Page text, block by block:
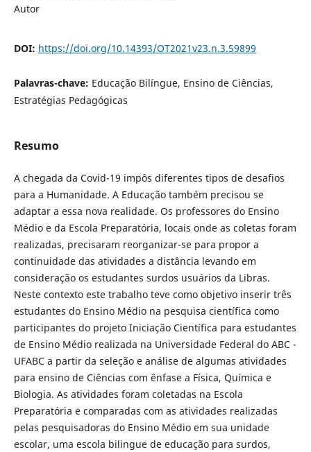
Autor
DOI: https://doi.org/10.14393/OT2021v23.n.3.59899
Palavras-chave: Educação Bilíngue, Ensino de Ciências,
Estratégias Pedagógicas
Resumo
A chegada da Covid-19 impôs diferentes tipos de desafios
para a Humanidade. A Educação também precisou se
adaptar a essa nova realidade. Os professores do Ensino
Médio e da Escola Preparatória, locais onde as coletas foram
realizadas, precisaram reorganizar-se para propor a
continuidade das atividades a distância levando em
consideração os estudantes surdos usuários da Libras.
Neste contexto este trabalho teve como objetivo inserir três
estudantes do Ensino Médio na pesquisa científica como
participantes do projeto Iniciação Científica para estudantes
de Ensino Médio realizada na Universidade Federal do ABC -
UFABC a partir da seleção e análise de algumas atividades
para ensino de Ciências com ênfase a Física, Química e
Biologia. As atividades foram coletadas na Escola
Preparatória e comparadas com as atividades realizadas
pelas pesquisadoras do Ensino Médio em sua unidade
escolar, uma escola bilingue de educação para surdos,